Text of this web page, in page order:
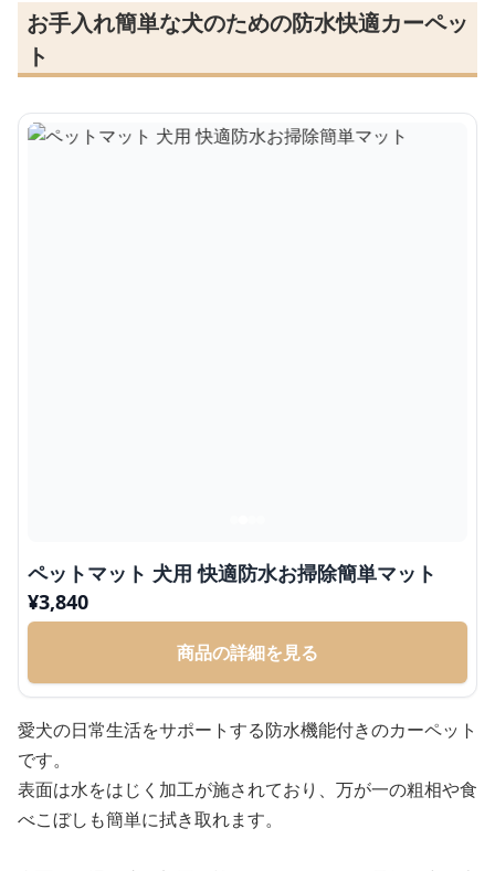
お手入れ簡単な犬のための防水快適カーペッ
ト
ペットマット 犬用 快適防水お掃除簡単マット
¥3,840
商品の詳細を見る
愛犬の日常生活をサポートする防水機能付きのカーペット
です。
表面は水をはじく加工が施されており、万が一の粗相や食
べこぼしも簡単に拭き取れます。